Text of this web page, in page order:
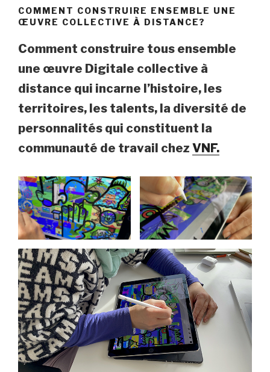
COMMENT CONSTRUIRE ENSEMBLE UNE
ŒUVRE COLLECTIVE À DISTANCE?
Comment construire tous ensemble
une œuvre Digitale collective à
distance qui incarne l’histoire, les
territoires, les talents, la diversité de
personnalités qui constituent la
communauté de travail chez VNF.